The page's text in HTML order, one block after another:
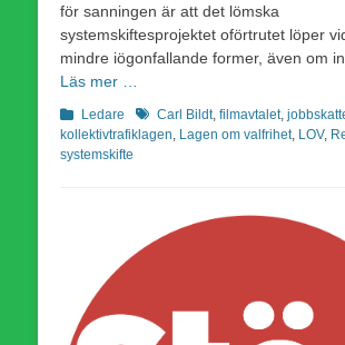
för sanningen är att det lömska
systemskiftesprojektet oförtrutet löper
mindre iögonfallande former, även om
Läs mer …
Kategorier
Ledare EtiketterCarl Bildt, filmavtalet,
kollektivtrafiklagen Lagen om valfrihet, LOV,
systemskifte